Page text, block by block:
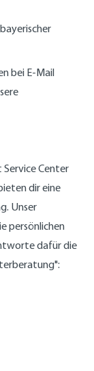
bei E-Mail
Center
dir eine
Unser
persönlichen
dafür die